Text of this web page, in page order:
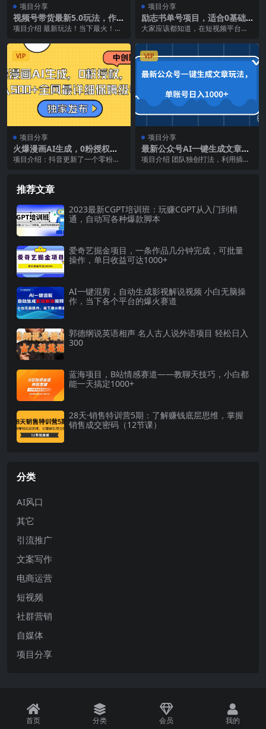
项目分享
视频号带货最新5.0玩法，作品
制作简单，当天起号，复制粘
2000+
项目介绍 最新玩法！当下最火！简
橱窗带货，复制粘...
项目分享
励志书单号项目，适合0基础
小白，利润可观
大家应该都知道，在短视频平台带
今天分享的就是励志书...
VIP
项目分享
火爆漫画AI生成，0粉授权，
一个日入500 全网最详细保姆
项目介绍：抖音更新了一个零粉就
VIP
项目分享
最新公众号AI一键生成文章玩
法，单帐号日入1000+
项目介绍 团队独创打法，利用插件
推荐文章
2023最新CGPT培训班：玩赚CGPT从入门到精
通，自动写各种爆款脚本
爱奇艺掘金项目，一条作品几分钟完成，可批量
操作，单日收益可达1000+
AI一键混剪，自动生成影视解说视频 小白无脑操
作，当下各个平台的爆火赛道
郭德纲说英语相声 名人古人说外语项目 轻松日入
300
蓝海项目，B站情感赛道——教聊天技巧，小白都
能一天搞定1000+
28天·销售特训营5期：了解赚钱底层思维，掌握
销售成交密码（12节课）
分类
AI风口
其它
引流推广
文案写作
电商运营
短视频
社群营销
自媒体
项目分享
首页 分类 会员 我的